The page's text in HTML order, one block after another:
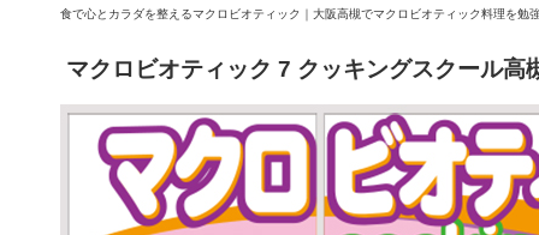
食で心とカラダを整えるマクロビオティック｜大阪高槻でマクロビオティック料理を
マクロビオティック 7 クッキングスクール高